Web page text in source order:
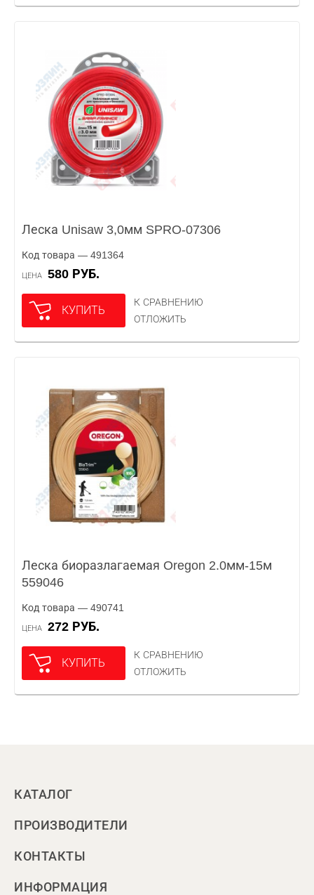
Леска Unisaw 3,0мм SPRO-07306
Код товара — 491364
ЦЕНА 580 РУБ.
КУПИТЬ
К СРАВНЕНИЮ
ОТЛОЖИТЬ
Леска биоразлагаемая Oregon 2.0мм-15м
559046
Код товара — 490741
ЦЕНА 272 РУБ.
КУПИТЬ
К СРАВНЕНИЮ
ОТЛОЖИТЬ
КАТАЛОГ
ПРОИЗВОДИТЕЛИ
КОНТАКТЫ
ИНФОРМАЦИЯ